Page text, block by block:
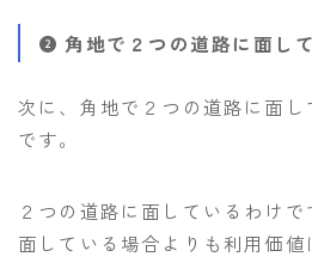
角地で２つの道路に面し
次に、角地で２つの道路に面
です。
２つの道路に面しているわけ
面している場合よりも利用価値